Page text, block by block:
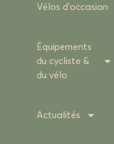
Vélos d’occasion
Équipements
du cycliste &
du vélo
Actualités